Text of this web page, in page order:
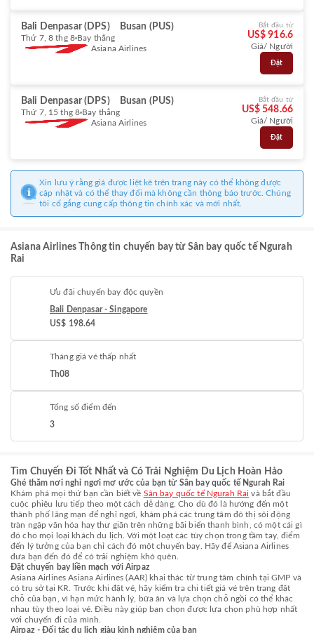
Bali Denpasar (DPS) Busan (PUS)
Thứ 7, 8 thg 8 Bay thẳng
Asiana Airlines
Bắt đầu từ
US$ 916.6
Giá/ Người
Đặt
Bali Denpasar (DPS) Busan (PUS)
Thứ 7, 15 thg 8 Bay thẳng
Asiana Airlines
Bắt đầu từ
US$ 548.66
Giá/ Người
Đặt
Xin lưu ý rằng giá được liệt kê trên trang này có thể không được
cập nhật và có thể thay đổi mà không cần thông báo trước. Chúng
tôi cố gắng cung cấp thông tin chính xác và mới nhất.
Asiana Airlines Thông tin chuyến bay từ Sân bay quốc tế Ngurah
Rai
Ưu đãi chuyến bay độc quyền
Bali Denpasar - Singapore
US$ 198.64
Tháng giá vé thấp nhất
Th08
Tổng số điểm đến
3
Tìm Chuyến Đi Tốt Nhất và Có Trải Nghiệm Du Lịch Hoàn Hảo
Ghé thăm nơi nghỉ ngơi mơ ước của bạn từ Sân bay quốc tế Ngurah Rai
Khám phá mọi thứ bạn cần biết về Sân bay quốc tế Ngurah Rai và bắt đầu
cuộc phiêu lưu tiếp theo một cách dễ dàng. Cho dù đó là hướng đến một
thành phố lãng mạn để nghỉ ngơi, khám phá các trung tâm đô thị sôi động
tràn ngập văn hóa hay thư giãn trên những bãi biển thanh bình, có một cái gì
đó cho mọi loại khách du lịch. Với một loạt các tùy chọn trong tầm tay, điểm
đến lý tưởng của bạn chỉ cách đó một chuyến bay. Hãy để Asiana Airlines
đưa bạn đến đó để có trải nghiệm khó quên.
Đặt chuyến bay liền mạch với Airpaz
Asiana Airlines Asiana Airlines (AAR) khai thác từ trung tâm chính tại GMP và
có trụ sở tại KR. Trước khi đặt vé, hãy kiểm tra chi tiết giá vé trên trang đặt
chỗ của bạn, vì hạn mức hành lý, bữa ăn và lựa chọn chỗ ngồi có thể khác
nhau tùy theo loại vé. Điều này giúp bạn chọn được lựa chọn phù hợp nhất
với chuyến đi của mình.
Airpaz - Đối tác du lịch giàu kinh nghiệm của bạn